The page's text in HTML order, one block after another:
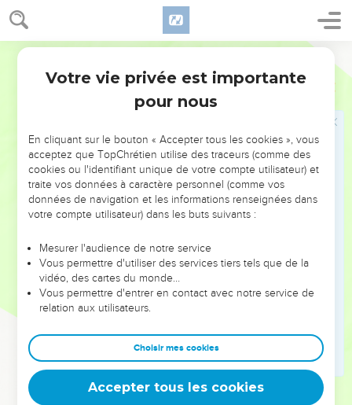
Genèse 37
28 Au passage des marchands madianites, ils tirèrent et firent
remonter Joseph de la citerne, et ils le vendirent pour 20
Lorsque Ruben revint à la citerne, il constata que Joseph
n'y était plus. Il déchira ses vêtements,
retourna vers ses frères et dit : « Il n’est plus là ! Et moi, où
puis-je aller ? »
Ils prirent alors l’habit de Joseph, tuèrent un bouc et
plongèrent l’habit dans le sang.
Ils envoyèrent l’habit de plusieurs couleurs à leur père
Reconnais donc si c'est l’habit de ton fils ou non. »
Jacob le reconnut et dit : « C'est l’habit de mon fils ! Une
bête féroce l'a dévoré, Joseph a été mis en pièces ! »
34
mena longtemps le deuil sur son fils.
Tous ses fils et toutes ses filles vinrent pour le consoler,
mais il refusait d’être consolé. Il disait : « C'est dans le deuil
que je descendrai vers mon fils au séjour des morts », et il
Votre vie privée est importante
pour nous
En cliquant sur le bouton « Accepter tous les cookies », vous
acceptez que TopChrétien utilise des traceurs (comme des
cookies ou l'identifiant unique de votre compte utilisateur) et
traite vos données à caractère personnel (comme vos
données de navigation et les informations renseignées dans
votre compte utilisateur) dans les buts suivants :
Mesurer l'audience de notre service
Vous permettre d'utiliser des services tiers tels que de la
vidéo, des cartes du monde…
Vous permettre d'entrer en contact avec notre service de
relation aux utilisateurs.
Choisir mes cookies
Accepter tous les cookies